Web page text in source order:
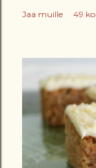
Jaa muille 49